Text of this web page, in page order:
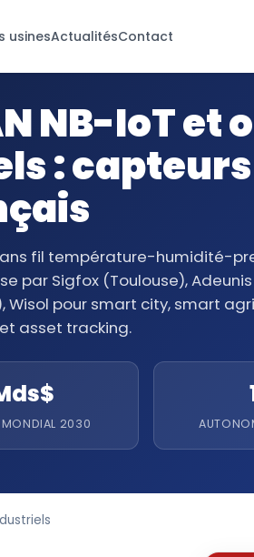
usinesActualitésContact
NB-IoT et
:
fil température-humidité-
Sigfox (Toulouse), Adeunis
pour smart city, smart
asset tracking.
2030